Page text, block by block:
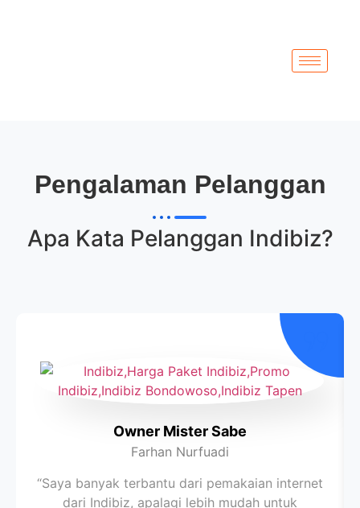
Pengalaman Pelanggan
Apa Kata Pelanggan Indibiz?
Owner Mister Sabe
Farhan Nurfuadi
“Saya banyak terbantu dari pemakaian internet
dari Indibiz, apalagi lebih mudah untuk